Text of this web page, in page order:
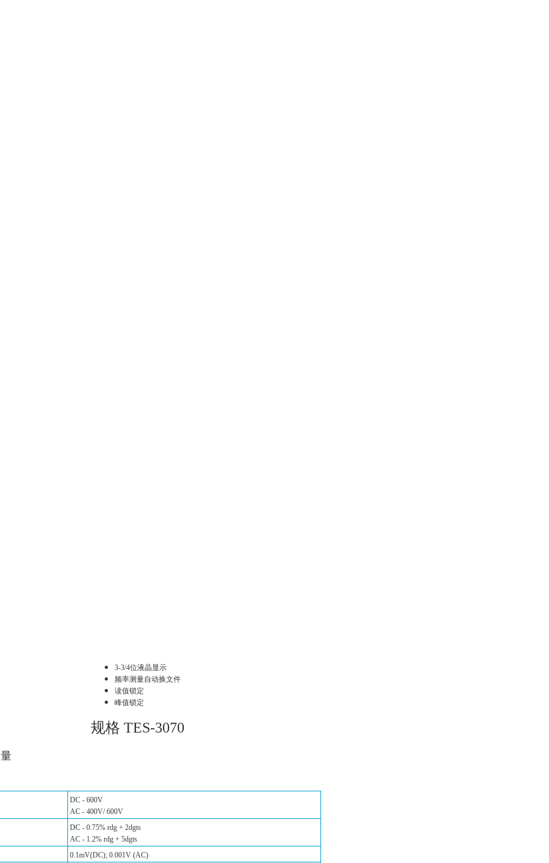
3-3/4位液晶显示
频率测量自动换文件
读值锁定
峰值锁定
规格 TES-3070
DC - 600V
AC - 400V/ 600V
DC - 0.75% rdg + 2dgts
AC - 1.2% rdg + 5dgts
0.1mV(DC); 0.001V (AC)